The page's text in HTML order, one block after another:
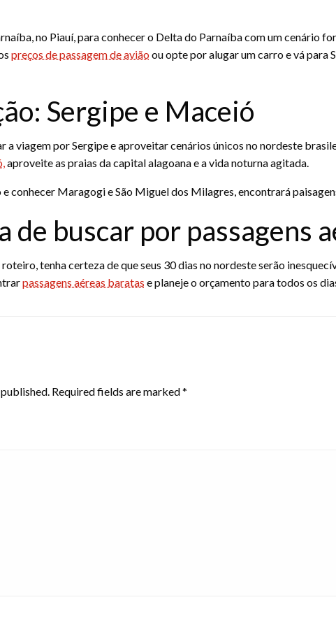
no Piauí, para conhecer o Delta do Parnaíba com um cenário
preços de passagem de avião ou opte por alugar um carro e vá para
Sergipe e Maceió
viagem por Sergipe e aproveitar cenários únicos no nordeste
aproveite as praias da capital alagoana e a vida noturna agitada.
conhecer Maragogi e São Miguel dos Milagres, encontrará
de buscar por passagens
tenha certeza de que seus 30 dias no nordeste serão
passagens aéreas baratas e planeje o orçamento para todos os
Required fields are marked*